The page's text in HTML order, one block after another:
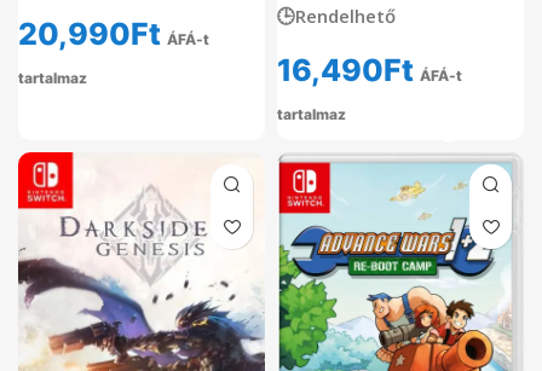
20,990Ft ÁFÁ-t
tartalmaz
🕒Rendelhető
16,490Ft ÁFÁ-t
tartalmaz